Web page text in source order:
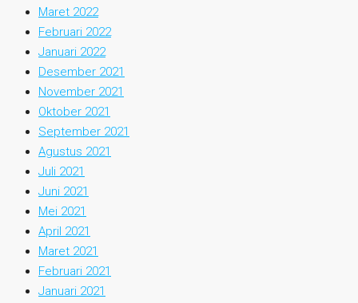
Maret 2022
Februari 2022
Januari 2022
Desember 2021
November 2021
Oktober 2021
September 2021
Agustus 2021
Juli 2021
Juni 2021
Mei 2021
April 2021
Maret 2021
Februari 2021
Januari 2021